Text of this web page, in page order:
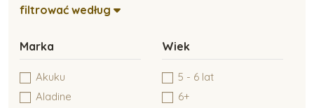
Umiejętności praktyczne
Kreatywne tworzenie
filtrować według
Marka
Akuku
Aladine
Wiek
5 - 6 lat
6+